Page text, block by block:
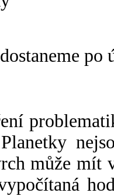
po
může mít